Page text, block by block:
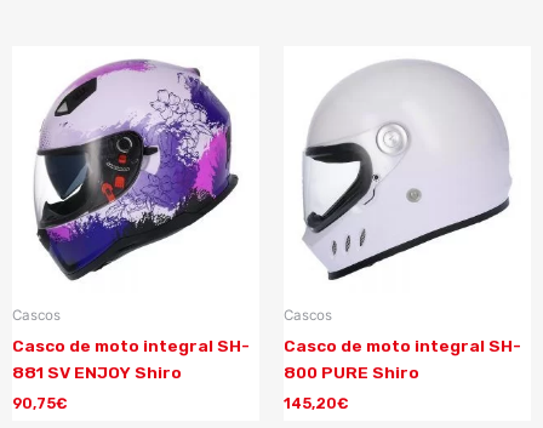
Cascos
Casco de moto integral SH-
881 SV ENJOY Shiro
90,75€
Cascos
Casco de moto integral SH-
800 PURE Shiro
145,20€